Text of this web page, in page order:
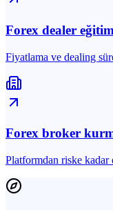
Forex dealer
Fiyatlama ve dealing
Forex broker
Platformdan riske kadar